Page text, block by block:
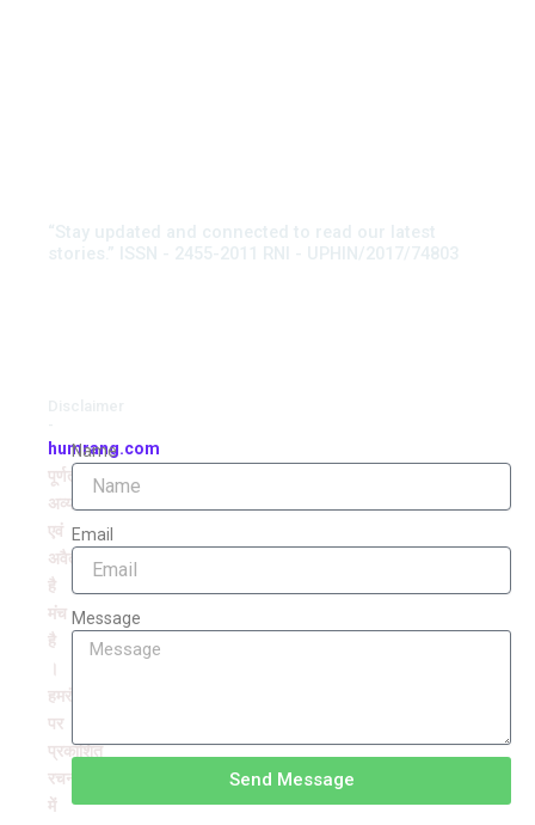
“Stay updated and connected to read our latest
stories.” ISSN - 2455-2011 RNI - UPHIN/2017/74803
humrang.com
पूर्णतः
अव्यवसायिक
एवं
अवैतनिक
है
मंच
है
हमरंग
पर
प्रकाशित
रचनाओं
में
Name
Email
Message
Send Message